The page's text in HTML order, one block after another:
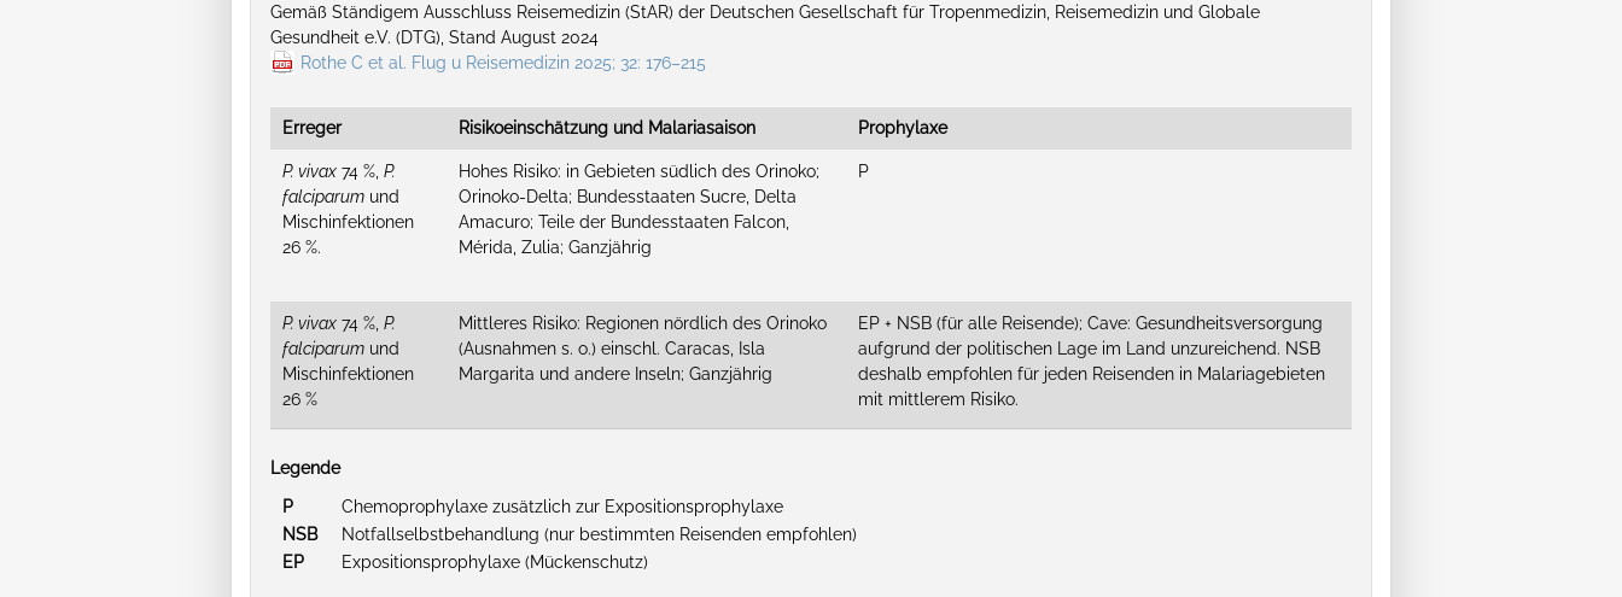
Gemäß Ständigem Ausschluss Reisemedizin (StAR) der Deutschen Gesellschaft für Tropenmedizin, Reisemedizin und Globale
Gesundheit e.V. (DTG), Stand August 2024
Rothe C et al. Flug u Reisemedizin 2025; 32: 176–215
Erreger Risikoeinschätzung und Malariasaison Prophylaxe
P. vivax 74 %, P.
falciparum und
Mischinfektionen
26 %.
Hohes Risiko: in Gebieten südlich des Orinoko;
Orinoko-Delta; Bundesstaaten Sucre, Delta
Amacuro; Teile der Bundesstaaten Falcon,
Mérida, Zulia; Ganzjährig
P
P. vivax 74 %, P.
falciparum und
Mischinfektionen
26 %
Mittleres Risiko: Regionen nördlich des Orinoko
(Ausnahmen s. o.) einschl. Caracas, Isla
Margarita und andere Inseln; Ganzjährig
EP + NSB (für alle Reisende); Cave: Gesundheitsversorgung
aufgrund der politischen Lage im Land unzureichend. NSB
deshalb empfohlen für jeden Reisenden in Malariagebieten
mit mittlerem Risiko.
Legende
P
Chemoprophylaxe zusätzlich zur Expositionsprophylaxe
NSB
Notfallselbstbehandlung (nur bestimmten Reisenden empfohlen)
EP
Expositionsprophylaxe (Mückenschutz)